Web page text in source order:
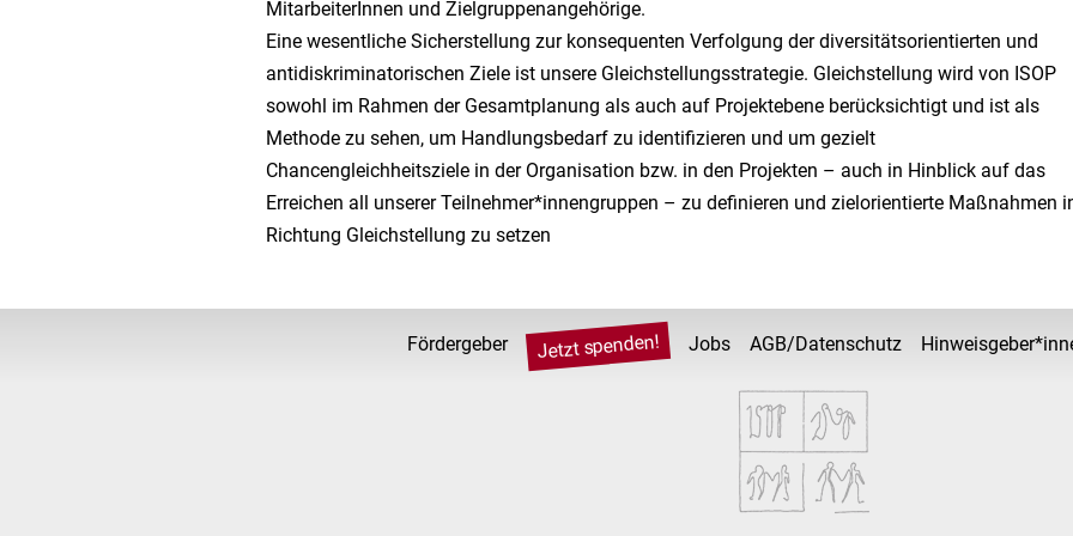
MitarbeiterInnen und Zielgruppenangehörige.
Eine wesentliche Sicherstellung zur konsequenten Verfolgung der diversitätsorientierten und
antidiskriminatorischen Ziele ist unsere Gleichstellungsstrategie. Gleichstellung wird von ISOP
sowohl im Rahmen der Gesamtplanung als auch auf Projektebene berücksichtigt und ist als
Methode zu sehen, um Handlungsbedarf zu identifizieren und um gezielt
Chancengleichheitsziele in der Organisation bzw. in den Projekten – auch in Hinblick auf das
Erreichen all unserer Teilnehmer*innengruppen – zu definieren und zielorientierte Maßnahmen
Richtung Gleichstellung zu setzen
Fördergeber Jetzt spenden! Jobs AGB/Datenschutz